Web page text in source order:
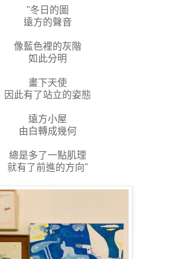
"冬日的圖
遠方的聲音
像藍色裡的灰階
如此分明
畫下天使
因此有了站立的姿態
遠方小屋
由白轉成幾何
總是多了一點肌理
就有了前進的方向"